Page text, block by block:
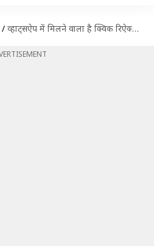
/ व्हाट्सऐप में मिलने वाला है क्विक रिऐक्शंस फीचर, स्टेटस पर दे सकेंगे प्रतिक्रिया